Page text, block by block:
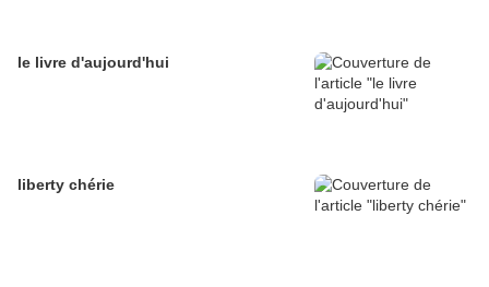
le livre d'aujourd'hui
liberty chérie